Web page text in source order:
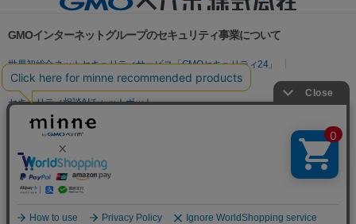
GMOインターネットグループのセキュリティ事業について
世界初総合ネットセキュリティサービス「GMOセキュリティ24」
パスワード漏洩診断
Webサイトリスク診断
セキュリティ相談AIチャットボット
実在証明・盗聴対策
サイバー攻撃対策（GMO Flatt Security）
セキュリティ事業の軌跡